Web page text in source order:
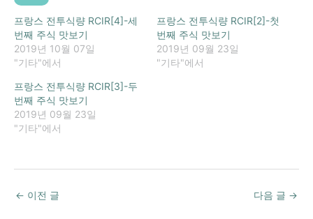
프랑스 전투식량 RCIR[4]-세
번째 주식 맛보기
2019년 10월 07일
"기타"에서
프랑스 전투식량 RCIR[2]-첫
번째 주식 맛보기
2019년 09월 23일
"기타"에서
프랑스 전투식량 RCIR[3]-두
번째 주식 맛보기
2019년 09월 23일
"기타"에서
← 이전 글 다음 글 →